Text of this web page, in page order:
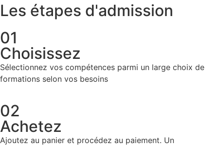
Les étapes d'admission
01
Choisissez
Sélectionnez vos compétences parmi un large choix de
formations selon vos besoins
02
Achetez
Ajoutez au panier et procédez au paiement. Un